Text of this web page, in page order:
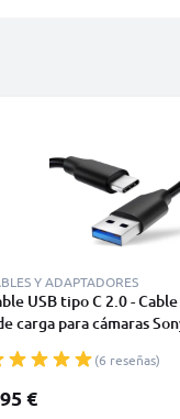
Y ADAPTADORES
USB tipo C 2.0 -
carga para cámaras
Z, Huawei, Xiaomi -
USB tipo C
(6 reseñas)
€